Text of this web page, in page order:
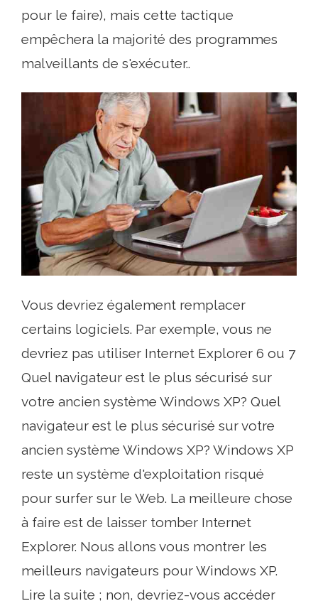
pour le faire), mais cette tactique
empêchera la majorité des programmes
malveillants de s'exécuter..
Vous devriez également remplacer
certains logiciels. Par exemple, vous ne
devriez pas utiliser Internet Explorer 6 ou 7
Quel navigateur est le plus sécurisé sur
votre ancien système Windows XP? Quel
navigateur est le plus sécurisé sur votre
ancien système Windows XP? Windows XP
reste un système d'exploitation risqué
pour surfer sur le Web. La meilleure chose
à faire est de laisser tomber Internet
Explorer. Nous allons vous montrer les
meilleurs navigateurs pour Windows XP.
Lire la suite ; non, devriez-vous accéder